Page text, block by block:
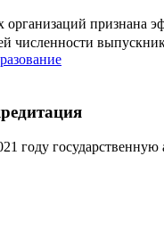
организаций
численности
году государственную